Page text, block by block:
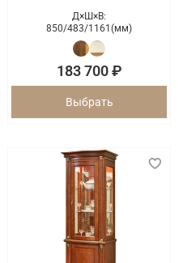
Д×Ш×В:
850/483/1161(мм)
183 700 ₽
Выбрать